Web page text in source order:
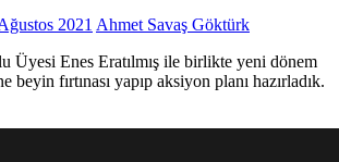
2021 Ahmet Savaş Göktürk
Üyesi Enes Eratılmış ile birlikte yeni dönem
beyin fırtınası yapıp aksiyon planı hazırladık.